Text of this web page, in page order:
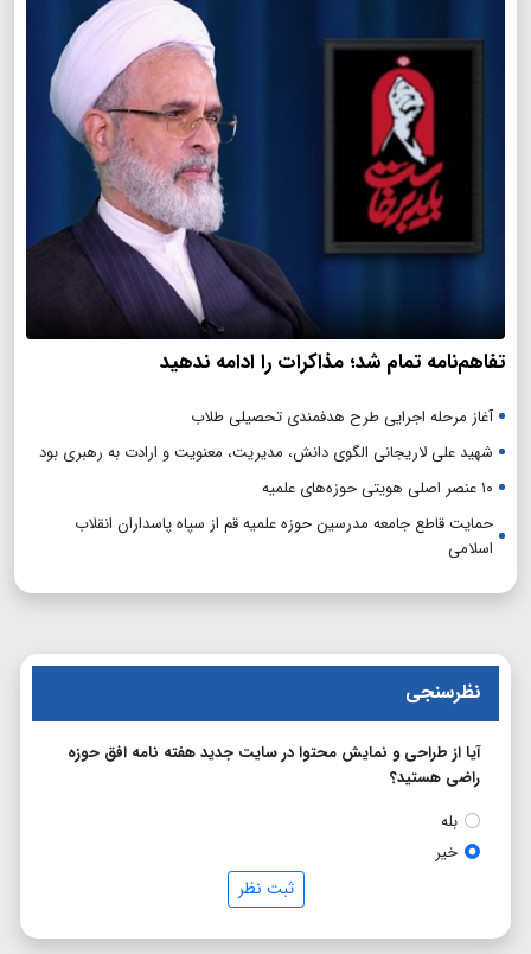
تفاهم‌نامه تمام شد؛ مذاکرات را ادامه ندهید
آغاز مرحله اجرایی طرح هدفمندی تحصیلی طلاب
شهید علی لاریجانی الگوی دانش، مدیریت، معنویت و ارادت به رهبری بود
۱۰ عنصر اصلی هویتی حوزه‌های علمیه
حمایت قاطع جامعه مدرسین حوزه علمیه قم از سپاه پاسداران انقلاب
اسلامی
نظرسنجی
آیا از طراحی و نمایش محتوا در سایت جدید هفته نامه افق حوزه
راضی هستید؟
بله
خیر
ثبت نظر